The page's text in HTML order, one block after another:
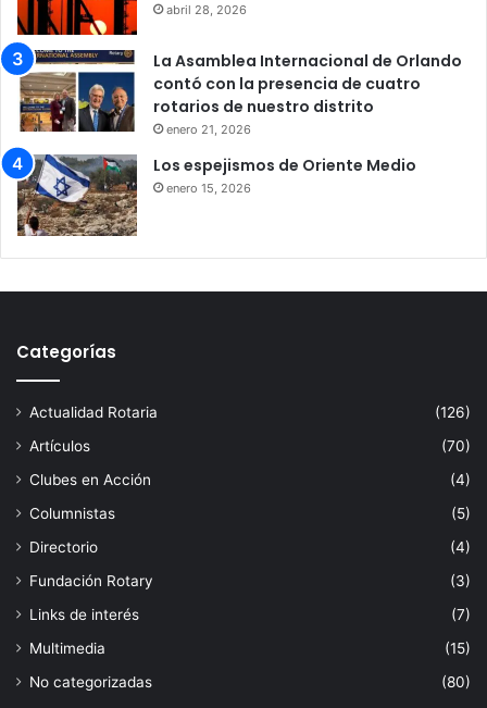
abril 28, 2026
La Asamblea Internacional de Orlando
contó con la presencia de cuatro
rotarios de nuestro distrito
enero 21, 2026
Los espejismos de Oriente Medio
enero 15, 2026
Categorías
Actualidad Rotaria
(126)
Artículos
(70)
Clubes en Acción
(4)
Columnistas
(5)
Directorio
(4)
Fundación Rotary
(3)
Links de interés
(7)
Multimedia
(15)
No categorizadas
(80)